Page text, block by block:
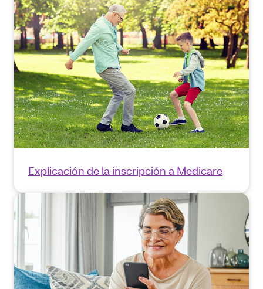
Explicación de la inscripción a Medicare